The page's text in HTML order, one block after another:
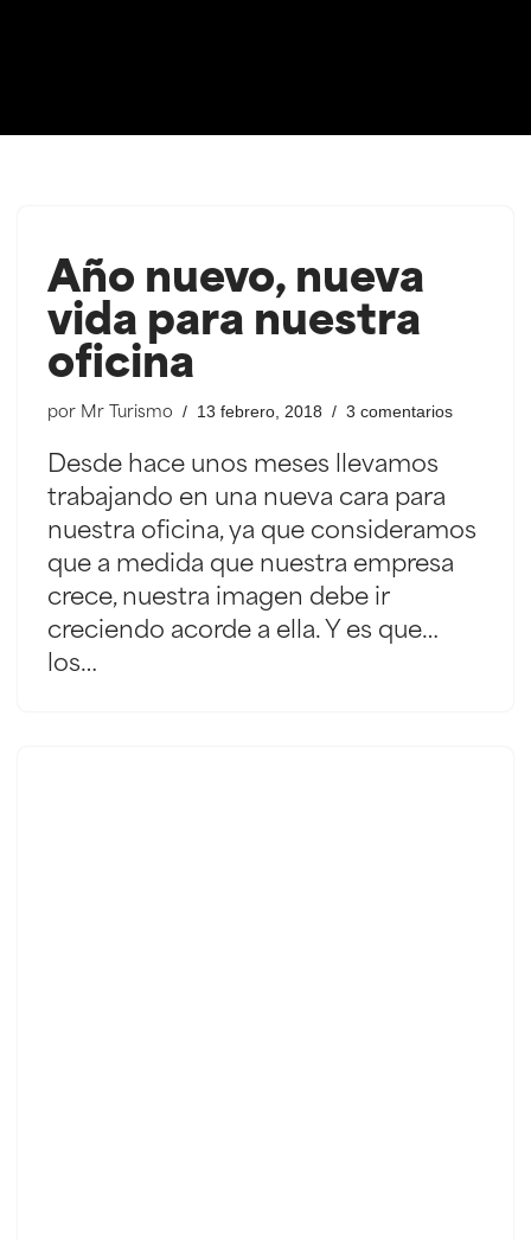
Año nuevo, nueva
vida para nuestra
oficina
por Mr Turismo 13 febrero, 2018 3 comentarios
Desde hace unos meses llevamos
trabajando en una nueva cara para
nuestra oficina, ya que consideramos
que a medida que nuestra empresa
crece, nuestra imagen debe ir
creciendo acorde a ella. Y es que…
los…